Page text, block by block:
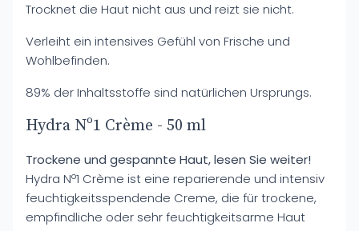
Trocknet die Haut nicht aus und reizt sie nicht.
Verleiht ein intensives Gefühl von Frische und
Wohlbefinden.
89% der Inhaltsstoffe sind natürlichen Ursprungs.
Hydra Nº1 Crème - 50 ml
Trockene und gespannte Haut, lesen Sie weiter!
Hydra Nº1 Crème ist eine reparierende und intensiv
feuchtigkeitsspendende Creme, die für trockene,
empfindliche oder sehr feuchtigkeitsarme Haut